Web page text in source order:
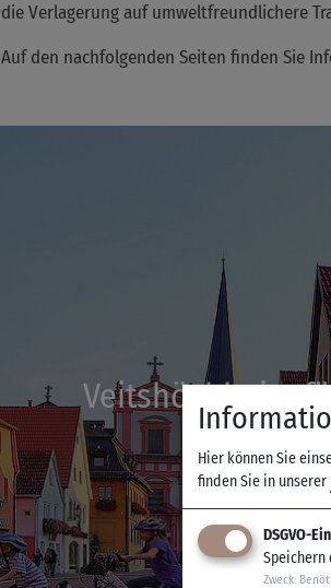
die Verlagerung auf umweltfreundlichere
Auf den nachfolgenden Seiten finden Sie
Veitshöchheim
Hier können Sie
finden Sie in unserer
DSGVO-
Speichern
Zweck: